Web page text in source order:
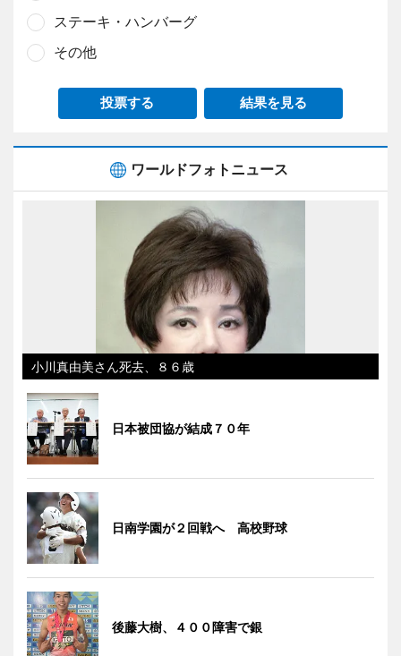
ステーキ・ハンバーグ
その他
投票する 結果を見る
ワールドフォトニュース
小川真由美さん死去、８６歳
日本被団協が結成７０年
日南学園が２回戦へ 高校野球
後藤大樹、４００障害で銀